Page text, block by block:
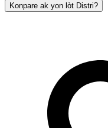
Konpare ak yon lòt Distri?